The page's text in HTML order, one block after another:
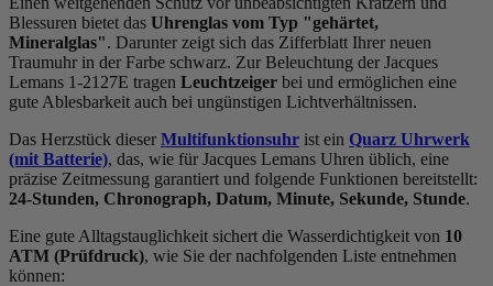
Blessuren bietet das Uhrenglas vom Typ "gehärtet,
Mineralglas". Darunter zeigt sich das Zifferblatt Ihrer neuen
Traumuhr in der Farbe schwarz. Zur Beleuchtung der Jacques
Lemans 1-2127E tragen Leuchtzeiger bei und ermöglichen eine
gute Ablesbarkeit auch bei ungünstigen Lichtverhältnissen.
Das Herzstück dieser Multifunktionsuhr ist ein Quarz Uhrwerk
(mit Batterie), das, wie für Jacques Lemans Uhren üblich, eine
präzise Zeitmessung garantiert und folgende Funktionen bereitstellt:
24-Stunden, Chronograph, Datum, Minute, Sekunde, Stunde.
Eine gute Alltagstauglichkeit sichert die Wasserdichtigkeit von 10
ATM (Prüfdruck), wie Sie der nachfolgenden Liste entnehmen
können: